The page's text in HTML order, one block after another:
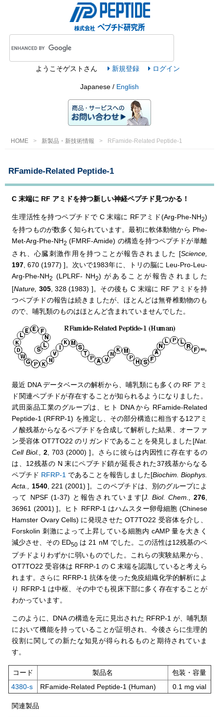
ようこそゲスト さん 新規登録 ログイン
Japanese / English
HOME 新製品・新技術情報 RFamide-Related Peptide-1
RFamide-Related Peptide-1
C 末端に RF アミドを持つ新しい神経ペプチド見つかる！
生理活性を持つペプチドで C 末端に RFアミド(Arg-Phe-NH2)
を持つものが数多く知られています。最初に軟体動物から Phe-
Met-Arg-Phe-NH2 (FMRF-Amide) の構造を持つペプチドが単離
され、心臓刺激作用を持つことが報告されました [Science,
197 , 670 (1977) ]。次いで1983年に、トリの脳に Leu-Pro-Leu-
Arg-Phe-NH2 (LPLRF- NH2) があることが報告されました
[Nature, 305, 328 (1983) ]。その後も C 末端に RF アミドを持
つペプチドの報告は続きましたが、ほとんどは無脊椎動物のも
ので、哺乳類のものはほとんど含まれていませんでした。
最近 DNA データベースの解析から、哺乳類にも多くの RF アミ
ド関連ペプチドが存在することが知られるようになりました。
武田薬品工業のグループは、ヒト DNA から RFamide-Related
Peptide-1 (RFRP-1) を推定し、その部分構造に相当する12アミ
ノ酸残基からなるペプチドを合成して解析した結果、オーファ
ン受容体 OT7TO22 のリガンドであることを発見しました[Nat.
Cell Biol., 2, 703 (2000) ]。さらに彼らは内因性に存在するの
は、12残基の N 末にペプチド鎖が延長された37残基からなる
ペプチド RFRP-1 であることを報告しました[Biochim. Biophys.
Acta., 1540, 221 (2001) ]。このペプチドは、別のグループによ
って NPSF (1-37) と報告されています[J. Biol. Chem., 276,
36961 (2001) ]。ヒト RFRP-1 はハムスター卵母細胞 (Chinese
Hamster Ovary Cells) に発現させた OT7TO22 受容体を介し、
Forskolin 刺激によって上昇している細胞内 cAMP 量を大きく
減少させ、その ED50 は 21 nM でした。この活性は12残基のペ
プチドよりわずかに弱いものでした。これらの実験結果から、
OT7TO22 受容体は RFRP-1 の C 末端を認識していると考えら
れます。さらに RFRP-1 抗体を使った免疫組織化学的解析によ
り RFRP-1 は中枢、その中でも視床下部に多く存在することが
わかっています。
このように、DNA の構造を元に見出された RFRP-1 が、哺乳類
において機能を持っていることが証明され、今後さらに生理的
役割に関しての新たな知見が得られるものと期待されていま
す。
コード 製品名
包装・容量
4380-s
RFamide-Related Peptide-1 (Human) 0.1 mg vial
関連製品